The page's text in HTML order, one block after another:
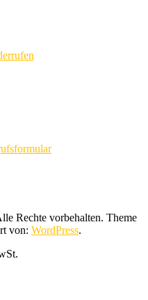
Rechte vorbehalten. Theme
von: WordPress.